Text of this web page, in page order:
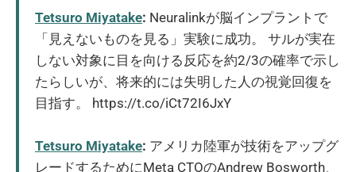
Tetsuro Miyatake: Neuralinkが脳インプラントで
「見えないものを見る」実験に成功。 サルが実在
しない対象に目を向ける反応を約2/3の確率で示し
たらしいが、将来的には失明した人の視覚回復を
目指す。 https://t.co/iCt72I6JxY
Tetsuro Miyatake: アメリカ陸軍が技術をアップグ
レードするためにMeta CTOのAndrew Bosworth、